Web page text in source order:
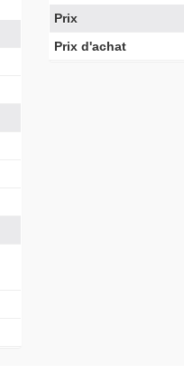
Prix
Prix d'achat